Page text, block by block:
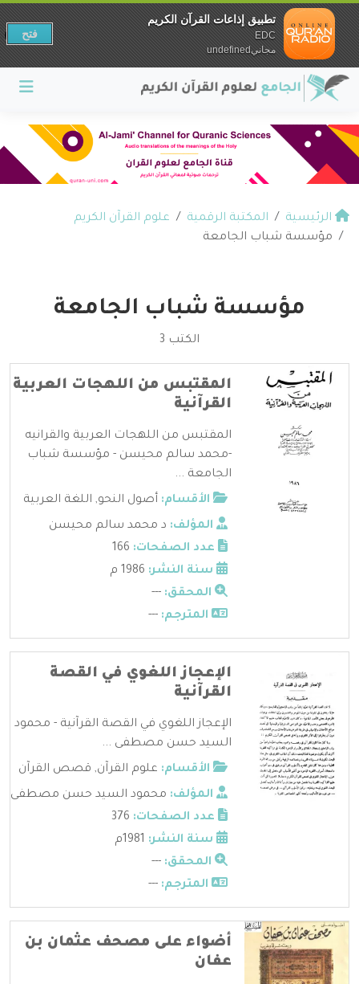
الرئيسية المكتبة الرقمية
علوم القرآن الكريم
مؤسسة شباب الجامعة
مؤسسة شباب الجامعة
الكتب 3
المقتبس من اللهجات العربية
القرآنية
المقتبس من اللهجات العربية والقرانيه
-محمد سالم محيسن - مؤسسة شباب
الجامعة ...
الأقسام: أصول النحو, اللغة العربية
المؤلف: د محمد سالم محيسن
عدد الصفحات:
سنة النشر:
المحقق: ---
المترجم: ---
الإعجاز اللغوي في القصة
القرآنية
الإعجاز اللغوي في القصة القرآنية - محمود
السيد حسن مصطفى ...
الأقسام: علوم القرآن, قصص القرآن
المؤلف: محمود السيد حسن مصطفى
عدد الصفحات:
سنة النشر:
المحقق: ---
المترجم: ---
أضواء على مصحف عثمان بن
عفان
تطبيق إذاعات القرآن الكريم
EDC
مجانيundefined
فتح